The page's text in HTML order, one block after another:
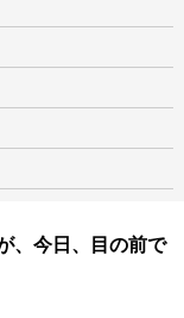
、今日、目の前で